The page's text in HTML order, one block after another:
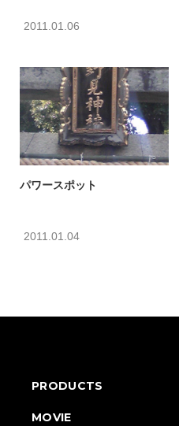
2011.01.06
パワースポット
2011.01.04
PRODUCTS
MOVIE